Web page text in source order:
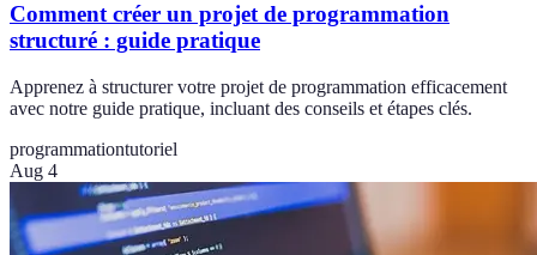
Comment créer un projet de programmation
structuré : guide pratique
Apprenez à structurer votre projet de programmation efficacement
avec notre guide pratique, incluant des conseils et étapes clés.
programmationtutoriel
Aug 4